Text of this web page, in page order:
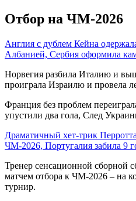
Отбор на ЧМ-2026
Англия с дублем Кейна
Албанией, Сербия оформила
Норвегия разбила Италию и
проиграла Израилю и провела
Франция без проблем
упустили два гола, След
Драматичный хет-трик
ЧМ-2026, Португалия забила 9
Тренер сенсационной сборной
матчем отбора к ЧМ-2026 – на
турнир.